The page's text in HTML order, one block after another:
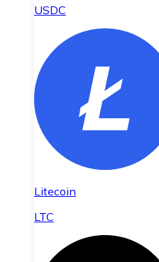
USDC
Litecoin
LTC